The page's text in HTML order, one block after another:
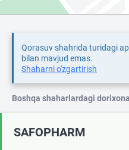
Qorasuv shahrida turidagi
bilan mavjud emas.
Shaharni o'zgartirish
Boshqa shaharlardagi
SAFOPHARM